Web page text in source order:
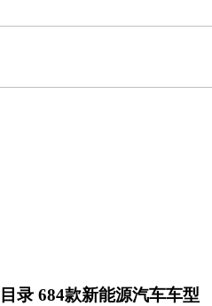
录 684款新能源汽车车型